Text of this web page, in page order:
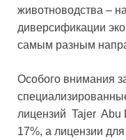
животноводства –
диверсификации
самым разным
Особого внимания
лицензий Tajer Abu
17%, а лицензии